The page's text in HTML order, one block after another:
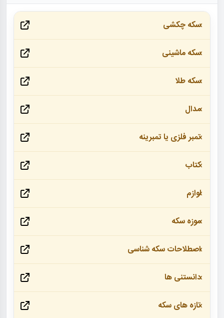
سکه چکشی
سکه ماشینی
سکه طلا
مدال
تمبر فلزی یا تمبرینه
کتاب
لوازم
موزه سکه
اصطلاحات سکه شناسی
دانستنی ها
تازه های سکه